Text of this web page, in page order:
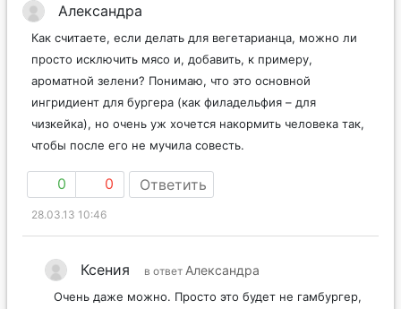
Александра
Как считаете, если делать для вегетарианца, можно ли
просто исключить мясо и, добавить, к примеру,
ароматной зелени? Понимаю, что это основной
ингридиент для бургера (как филадельфия – для
чизкейка), но очень уж хочется накормить человека так,
чтобы после его не мучила совесть.
0 0 Ответить
28.03.13 10:46
Ксения в ответ Александра
Очень даже можно. Просто это будет не гамбургер,